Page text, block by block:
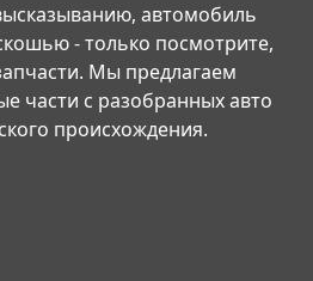
автомобиль
- только посмотрите,
Мы предлагаем
части с разобранных авто
происхождения.